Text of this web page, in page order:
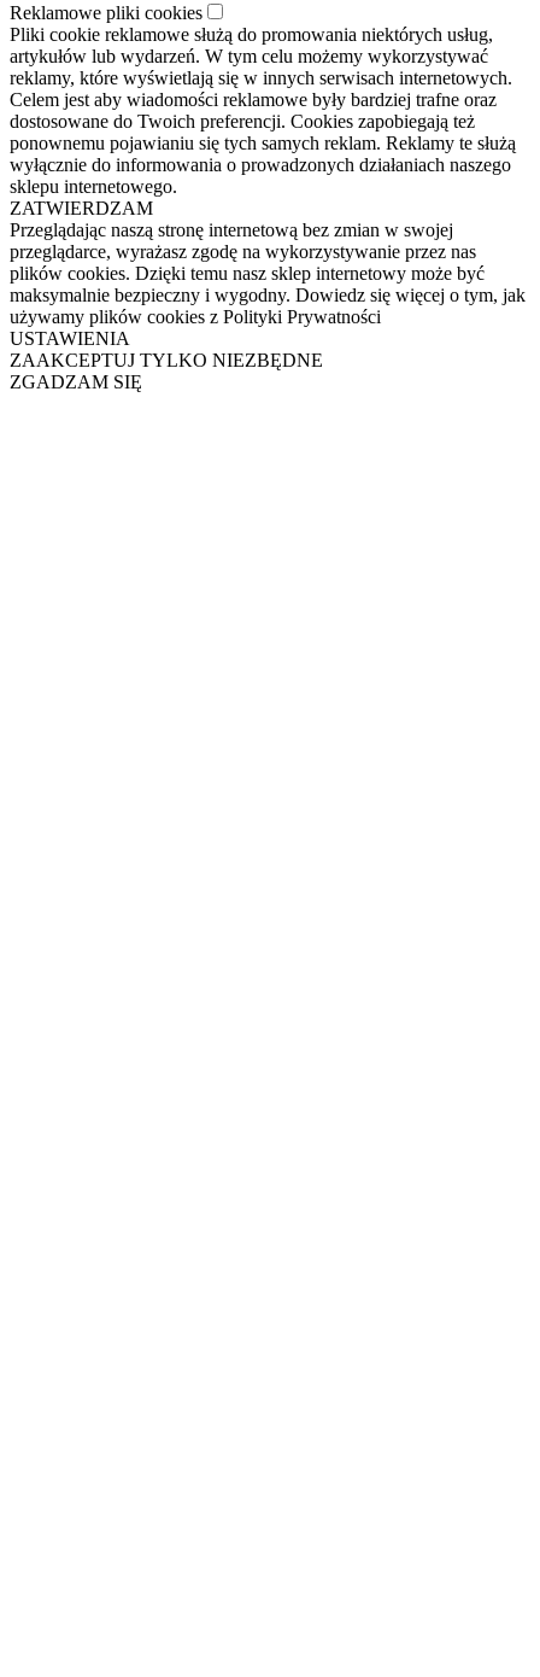
Reklamowe pliki cookies
Pliki cookie reklamowe służą do promowania niektórych usług,
artykułów lub wydarzeń. W tym celu możemy wykorzystywać
reklamy, które wyświetlają się w innych serwisach internetowych.
Celem jest aby wiadomości reklamowe były bardziej trafne oraz
dostosowane do Twoich preferencji. Cookies zapobiegają też
ponownemu pojawianiu się tych samych reklam. Reklamy te służą
wyłącznie do informowania o prowadzonych działaniach naszego
sklepu internetowego.
ZATWIERDZAM
Przeglądając naszą stronę internetową bez zmian w swojej
przeglądarce, wyrażasz zgodę na wykorzystywanie przez nas
plików cookies. Dzięki temu nasz sklep internetowy może być
maksymalnie bezpieczny i wygodny. Dowiedz się więcej o tym, jak
używamy plików cookies z Polityki Prywatności
USTAWIENIA
ZAAKCEPTUJ TYLKO NIEZBĘDNE
ZGADZAM SIĘ